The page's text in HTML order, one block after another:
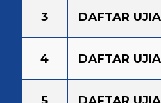
3 DAFTAR
4 DAFTAR
5 DAFTAR